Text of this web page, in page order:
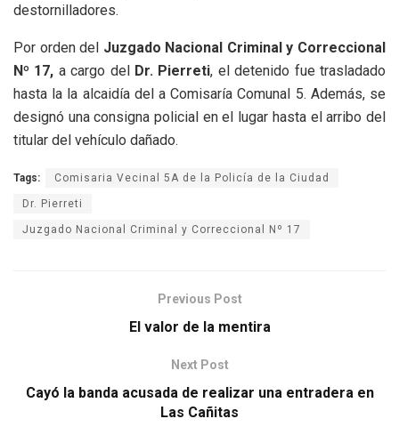
destornilladores.
Por orden del Juzgado Nacional Criminal y Correccional
Nº 17, a cargo delDr. Pierreti, el detenido fue trasladado
hasta la la alcaidía del a Comisaría Comunal 5. Además, se
designó una consigna policial en el lugar hasta el arribo del
titular del vehículo dañado.
Tags: Comisaria Vecinal 5A de la Policía de la Ciudad
Dr. Pierreti
Juzgado Nacional Criminal y Correccional Nº 17
Previous Post
El valor de la mentira
Next Post
Cayó la banda acusada de realizar una entradera en
Las Cañitas